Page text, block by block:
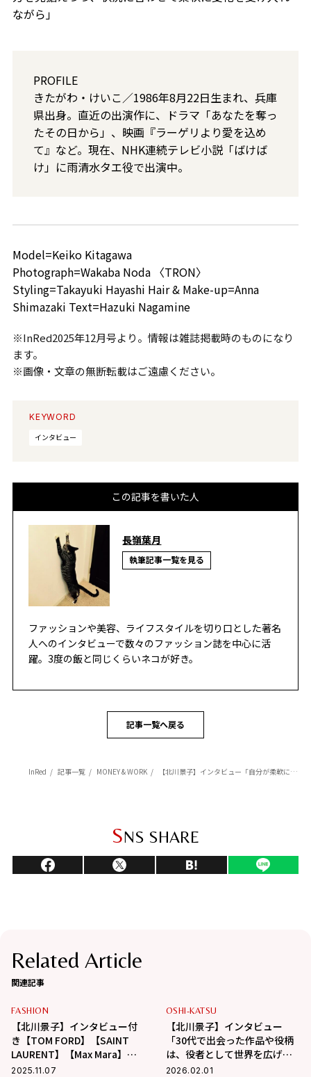
ながら」
PROFILE
きたがわ・けいこ／1986年8月22日生まれ、兵庫
県出身。直近の出演作に、ドラマ「あなたを奪っ
たその日から」、映画『ラーゲリより愛を込め
て』など。現在、NHK連続テレビ小説「ばけば
け」に雨清水タエ役で出演中。
Model=Keiko Kitagawa
Photograph=Wakaba Noda 〈TRON〉
Styling=Takayuki Hayashi Hair & Make-up=Anna
Shimazaki Text=Hazuki Nagamine
※InRed2025年12月号より。情報は雑誌掲載時のものになり
ます。
※画像・文章の無断転載はご遠慮ください。
KEYWORD
インタビュー
この記事を書いた人
長嶺葉月
執筆記事一覧を見る
ファッションや美容、ライフスタイルを切り口とした著名
人へのインタビューで数々のファッション誌を中心に活
躍。3度の飯と同じくらいネコが好き。
記事一覧へ戻る
InRed 記事一覧 MONEY & WORK 【北川景子】インタビュー「自分が柔軟に変わって対応して、極端なことを言えば、もし折り合いがつかなくても仕事だからと割り切る」
SNS SHARE
Related Article
関連記事
FASHION
【北川景子】インタビュー付
き【TOM FORD】【SAINT
LAURENT】【Max Mara】ド
ラマティックなアウターに魅
2025.11.07
OSHI-KATSU
【北川景子】インタビュー
「30代で出会った作品や役柄
は、役者として世界を広げて
もらえたし、どれも刺激的な
2026.02.01